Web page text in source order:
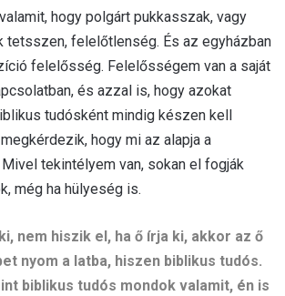
hogy polgárt pukkasszak, vagy
tetsszen, felelőtlenség. És az egyházban
felelősség. Felelősségem van a saját
és azzal is, hogy azokat
tudósként mindig készen kell
hogy mi az alapja a
tekintélyem van, sokan el fogják
még ha hülyeség is.
nem hiszik el, ha ő írja ki, akkor az ő
nyom a latba, hiszen biblikus tudós.
biblikus tudós mondok valamit, én is